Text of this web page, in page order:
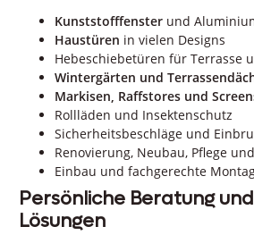
Kunststofffenster und
Haustüren in vielen Designs
Hebeschiebetüren für Terrasse
Wintergärten und
Markisen, Raffstores und
Rollläden und Insektenschutz
Sicherheitsbeschläge und
Renovierung, Neubau, Pflege
Einbau und fachgerechte
Persönliche Beratung
Lösungen